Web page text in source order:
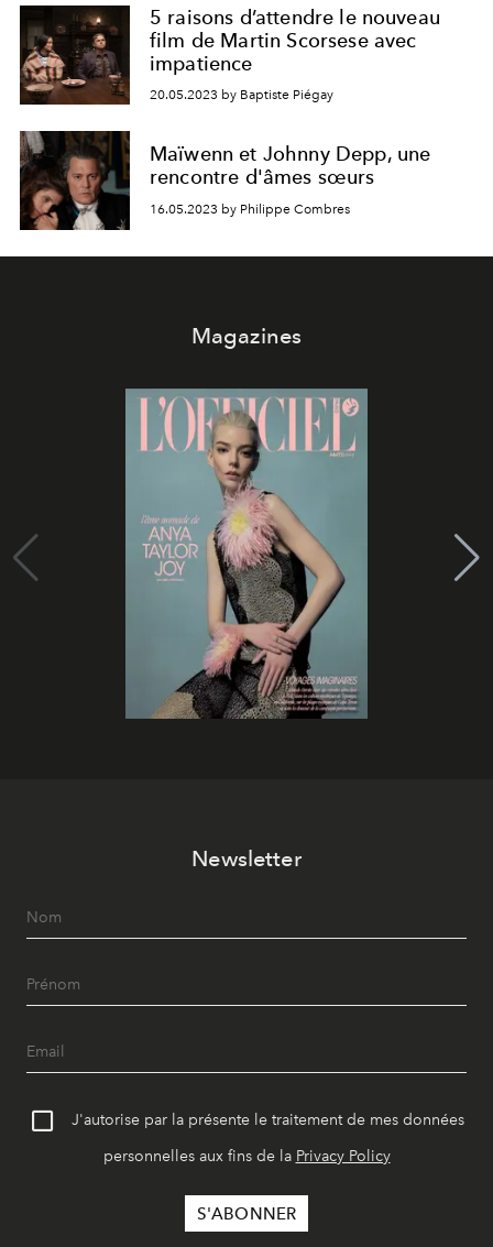
5 raisons d’attendre le nouveau
film de Martin Scorsese avec
impatience
20.05.2023 by Baptiste Piégay
Maïwenn et Johnny Depp, une
rencontre d'âmes sœurs
16.05.2023 by Philippe Combres
Magazines
Newsletter
J'autorise par la présente le traitement de mes données
personnelles aux fins de la Privacy Policy